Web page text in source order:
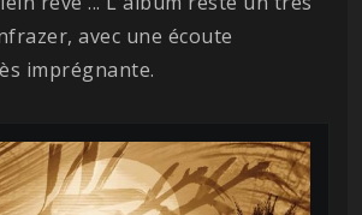
avec une écoute
imprégnante.